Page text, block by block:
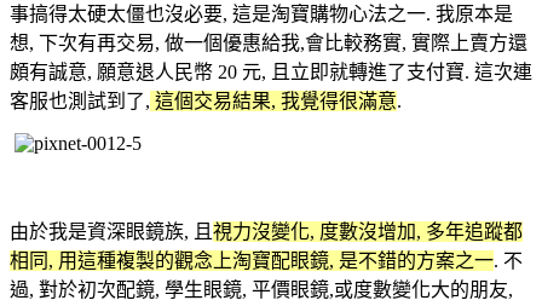
事搞得太硬太僵也沒必要, 這是淘寶購物心法之一. 我原本是
想, 下次有再交易, 做一個優惠給我,會比較務實, 實際上賣方還
頗有誠意, 願意退人民幣 20 元, 且立即就轉進了支付寶. 這次連
客服也測試到了, 這個交易結果, 我覺得很滿意.
由於我是資深眼鏡族, 且 視力沒變化, 度數沒增加, 多年追蹤都
相同, 用這種複製的觀念上淘寶配眼鏡, 是不錯的方案之一. 不
過, 對於初次配鏡, 學生眼鏡, 平價眼鏡,或度數變化大的朋友,